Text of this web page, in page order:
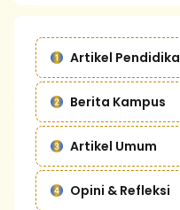
Artikel
Berita Kampus
Artikel Umum
Opini & Refleksi